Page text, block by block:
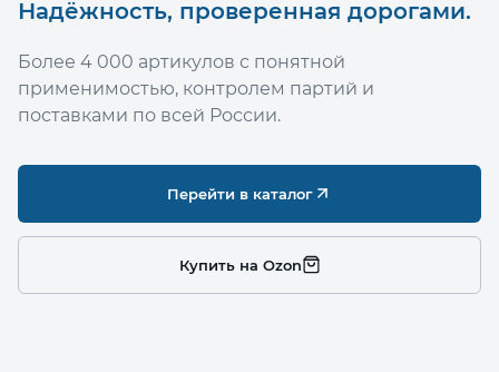
Надёжность, проверенная дорогами.
Более 4 000 артикулов с понятной
применимостью, контролем партий и
поставками по всей России.
Перейти в каталог
Купить на Ozon